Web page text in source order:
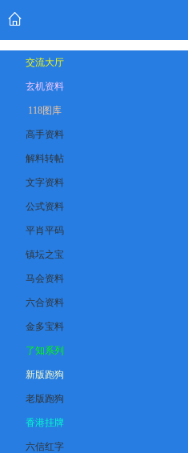
交流大厅
玄机资料
118图库
高手资料
解料转帖
文字资料
公式资料
平肖平码
镇坛之宝
马会资料
六合资料
金多宝料
了知系列
新版跑狗
老版跑狗
香港挂牌
六信红字